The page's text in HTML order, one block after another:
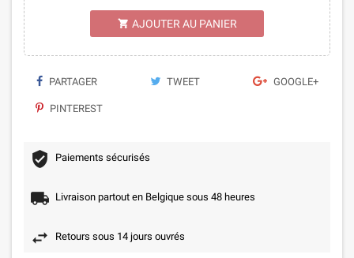
 AJOUTER AU PANIER
PARTAGER TWEET GOOGLE+
PINTEREST
Paiements sécurisés
Livraison partout en Belgique sous 48 heures
Retours sous 14 jours ouvrés